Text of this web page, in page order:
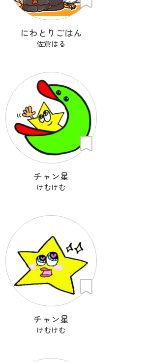
にわとりごはん
佐倉はる
チャン星
けむけむ
チャン星
けむけむ